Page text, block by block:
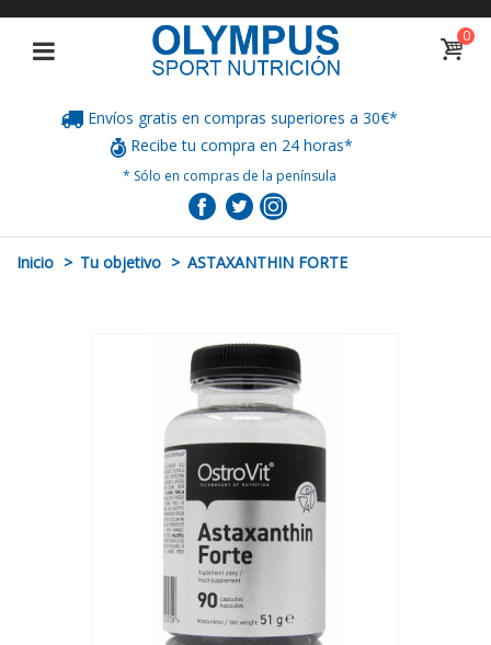
0
Envíos gratis en compras superiores a 30€*
Recibe tu compra en 24 horas*
* Sólo en compras de la península
Inicio > Tu objetivo > ASTAXANTHIN FORTE